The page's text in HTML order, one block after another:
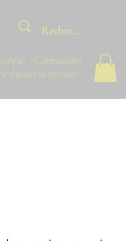
08/26 : Commandes
durant la période.